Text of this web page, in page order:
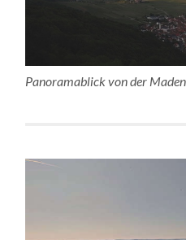
Panoramablick von der